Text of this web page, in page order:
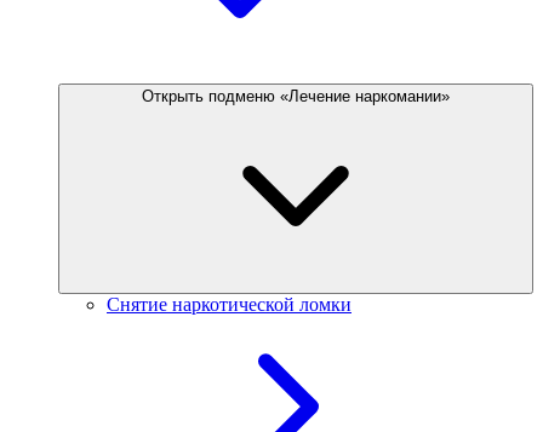
Открыть подменю «Лечение наркомании»
Снятие наркотической ломки